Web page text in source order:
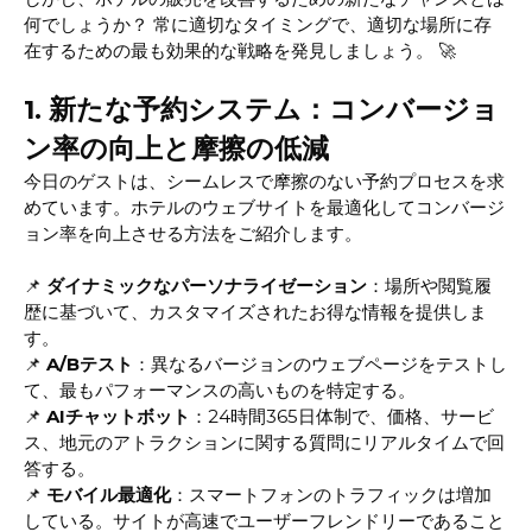
何でしょうか？ 常に適切なタイミングで、適切な場所に存
在するための最も効果的な戦略を発見しましょう。 🚀
1. 新たな予約システム：コンバージョ
ン率の向上と摩擦の低減
今日のゲストは、シームレスで摩擦のない予約プロセスを求
めています。ホテルのウェブサイトを最適化してコンバージ
ョン率を向上させる方法をご紹介します。
📌 ダイナミックなパーソナライゼーション ：場所や閲覧履
歴に基づいて、カスタマイズされたお得な情報を提供しま
す。
📌 A/Bテスト ：異なるバージョンのウェブページをテストし
て、最もパフォーマンスの高いものを特定する。
📌 AIチャットボット ：24時間365日体制で、価格、サービ
ス、地元のアトラクションに関する質問にリアルタイムで回
答する。
📌 モバイル最適化：スマートフォンのトラフィックは増加
している。サイトが高速でユーザーフレンドリーであること